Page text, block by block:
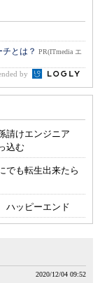
とは？ PR(ITmedia エ
by
請けエンジニア
込む
も転生出来たら
ハッピーエンド
2020/12/04 09:52